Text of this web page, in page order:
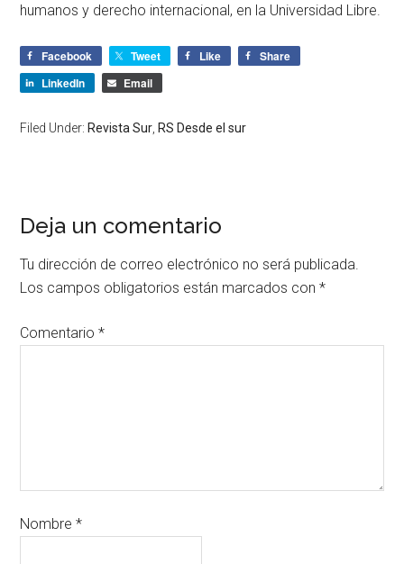
humanos y derecho internacional, en la Universidad Libre.
Facebook Tweet Like
Share
LinkedIn
Email
Filed Under: Revista Sur RS Desde el sur
Deja un comentario
Tu dirección de correo electrónico no será publicada.
Los campos obligatorios están marcados con*
Comentario*
Nombre*